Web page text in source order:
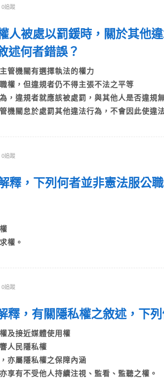
0追蹤
人被處以罰鍰時，關於其他
述何者錯誤？
管機關有選擇執法的權力
權，但違規者仍不得主張不法之平等
，違規者就應該被處罰，與其他人是否違規
機關怠於處罰其他違法行為，不會因此使違
0追蹤
釋，下列何者並非憲法服公
權
權。
0追蹤
釋，有關隱私權之敘述，下
及接近媒體使用權
人民隱私權
亦屬隱私權之保障內涵
享有不受他人持續注視、監看、監聽之權。